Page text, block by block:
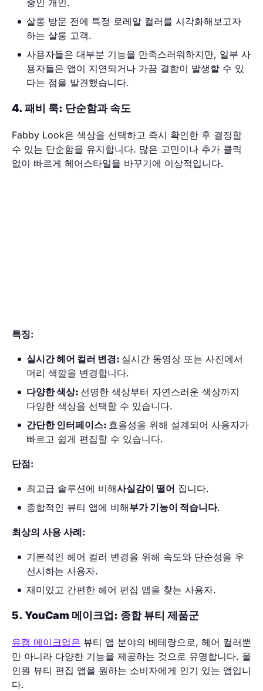
중인 개인.
살롱 방문 전에 특정 로레알 컬러를 시각화해보고자
하는 살롱 고객.
사용자들은 대부분 기능을 만족스러워하지만, 일부 사
용자들은 앱이 지연되거나 가끔 결함이 발생할 수 있
다는 점을 발견했습니다.
4. 패비 룩: 단순함과 속도
Fabby Look은 색상을 선택하고 즉시 확인한 후 결정할
수 있는 단순함을 유지합니다. 많은 고민이나 추가 클릭
없이 빠르게 헤어스타일을 바꾸기에 이상적입니다.
특징:
실시간 헤어 컬러 변경: 실시간 동영상 또는 사진에서
머리 색깔을 변경합니다.
다양한 색상: 선명한 색상부터 자연스러운 색상까지
다양한 색상을 선택할 수 있습니다.
간단한 인터페이스: 효율성을 위해 설계되어 사용자가
빠르고 쉽게 편집할 수 있습니다.
단점:
최고급 솔루션에 비해사실감이 떨어 집니다.
종합적인 뷰티 앱에 비해부가 기능이 적습니다.
최상의 사용 사례:
기본적인 헤어 컬러 변경을 위해 속도와 단순성을 우
선시하는 사용자.
재미있고 간편한 헤어 편집 앱을 찾는 사용자.
5. YouCam 메이크업: 종합 뷰티 제품군
유캠 메이크업은 뷰티 앱 분야의 베테랑으로, 헤어 컬러뿐
만 아니라 다양한 기능을 제공하는 것으로 유명합니다. 올
인원 뷰티 편집 앱을 원하는 소비자에게 인기 있는 앱입니
다.